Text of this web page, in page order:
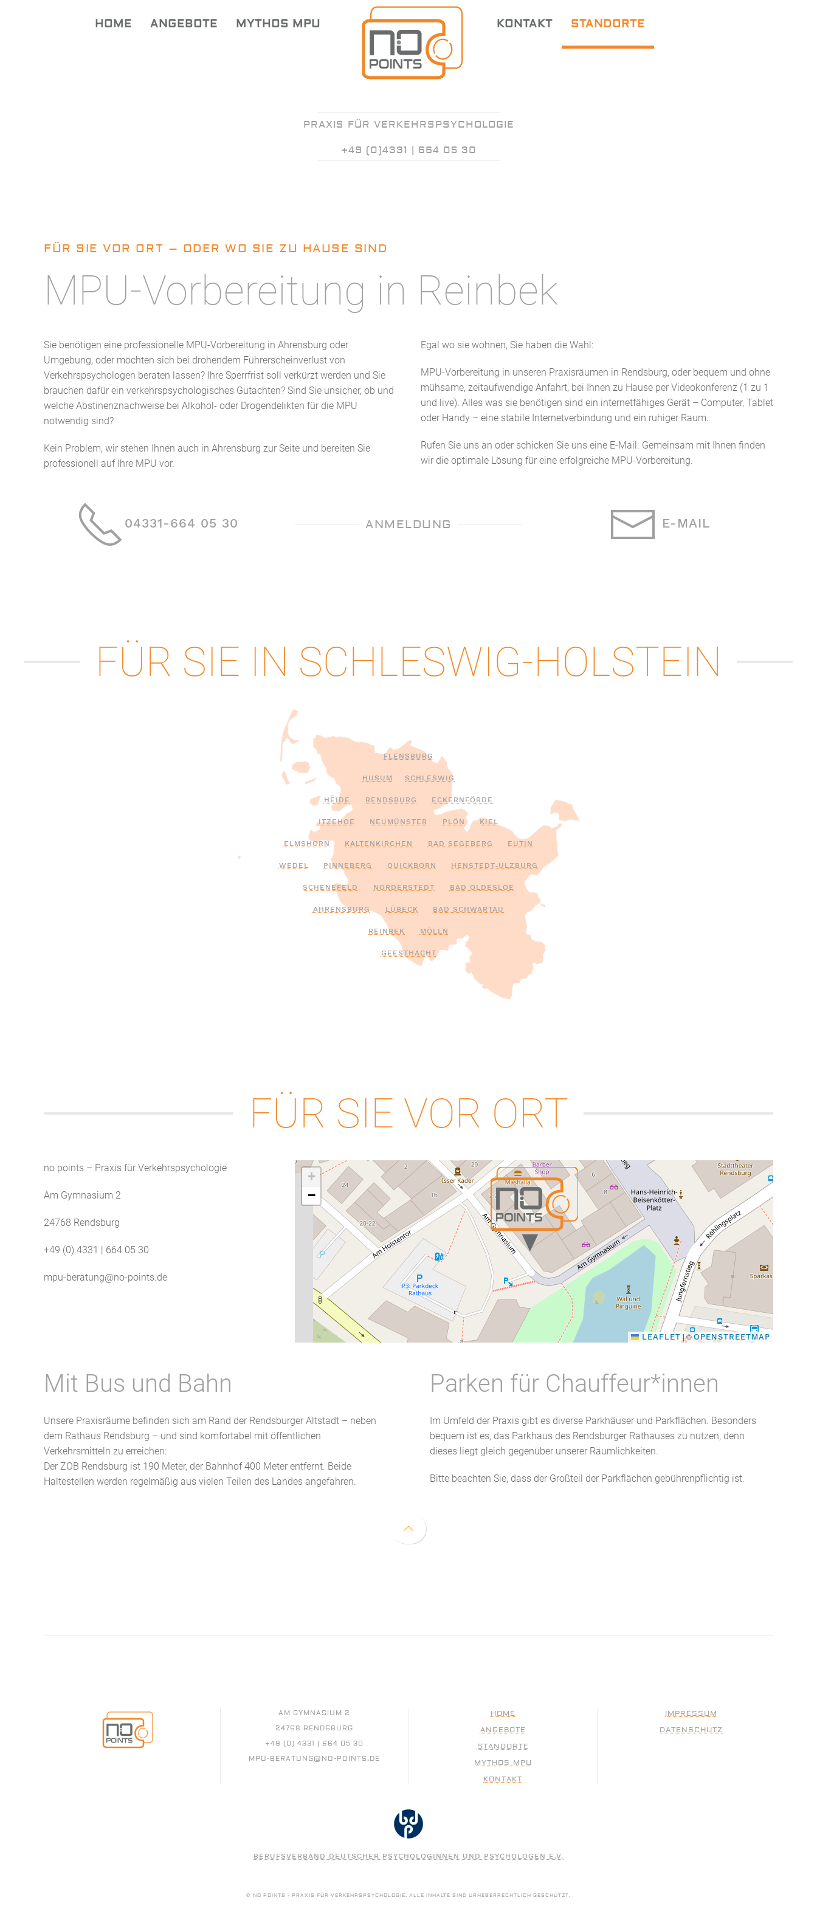
HOME ANGEBOTE MYTHOS MPU KONTAKT STANDORTE
PRAXIS FÜR VERKEHRSPSYCHOLOGIE
+49 (0)4331 | 664 05 30
FÜR SIE VOR ORT – ODER WO SIE ZU HAUSE SIND
MPU-Vorbereitung in Reinbek
Sie benötigen eine professionelle MPU-Vorbereitung in Ahrensburg oder
Umgebung, oder möchten sich bei drohendem Führerscheinverlust von
Verkehrspsychologen beraten lassen? Ihre Sperrfrist soll verkürzt werden und Sie
brauchen dafür ein verkehrspsychologisches Gutachten? Sind Sie unsicher, ob und
welche Abstinenznachweise bei Alkohol- oder Drogendelikten für die MPU
notwendig sind?
Kein Problem, wir stehen Ihnen auch in Ahrensburg zur Seite und bereiten Sie
professionell auf Ihre MPU vor.
Egal wo sie wohnen, Sie haben die Wahl:
MPU-Vorbereitung in unseren Praxisräumen in Rendsburg, oder bequem und ohne
mühsame, zeitaufwendige Anfahrt, bei Ihnen zu Hause per Videokonferenz (1 zu 1
und live). Alles was sie benötigen sind ein internetfähiges Gerät – Computer, Tablet
oder Handy – eine stabile Internetverbindung und ein ruhiger Raum.
Rufen Sie uns an oder schicken Sie uns eine E-Mail. Gemeinsam mit Ihnen finden
wir die optimale Lösung für eine erfolgreiche MPU-Vorbereitung.
04331-664 05 30 ANMELDUNG E-MAIL
FÜR SIE IN SCHLESWIG-HOLSTEIN
FLENSBURG
HUSUM SCHLESWIG
HEIDE RENDSBURG ECKERNFÖRDE
ITZEHOE NEUMÜNSTER PLÖN KIEL
ELMSHORN KALTENKIRCHEN BAD SEGEBERG EUTIN
WEDEL PINNEBERG QUICKBORN HENSTEDT‑ULZBURG
SCHENEFELD NORDERSTEDT BAD OLDESLOE
AHRENSBURG LÜBECK BAD SCHWARTAU
REINBEK MÖLLN
GEESTHACHT
FÜR SIE VOR ORT
no points – Praxis für Verkehrspsychologie
Am Gymnasium 2
24768 Rendsburg
+49 (0) 4331 | 664 05 30
mpu-beratung@no-points.de
+
−
LEAFLET |©OPENSTREETMAP
Mit Bus und Bahn
Unsere Praxisräume befinden sich am Rand der Rendsburger Altstadt – neben
dem Rathaus Rendsburg – und sind komfortabel mit öffentlichen
Verkehrsmitteln zu erreichen:
Der ZOB Rendsburg ist 190 Meter, der Bahnhof 400 Meter entfernt. Beide
Haltestellen werden regelmäßig aus vielen Teilen des Landes angefahren.
Parken für Chauffeur*innen
Im Umfeld der Praxis gibt es diverse Parkhäuser und Parkflächen. Besonders
bequem ist es, das Parkhaus des Rendsburger Rathauses zu nutzen, denn
dieses liegt gleich gegenüber unserer Räumlichkeiten.
Bitte beachten Sie, dass der Großteil der Parkflächen gebührenpflichtig ist.
AM GYMNASIUM 2
24768 RENDSBURG
+49 (0) 4331 | 664 05 30
MPU-BERATUNG@NO-POINTS.DE
HOME
ANGEBOTE
STANDORTE
MYTHOS MPU
KONTAKT
IMPRESSUM
DATENSCHUTZ
BERUFSVERBAND DEUTSCHER PSYCHOLOGINNEN UND PSYCHOLOGEN E.V.
© NO POINTS - PRAXIS FÜR VERKEHRSPSYCHOLOGIE. ALLE INHALTE SIND URHEBERRECHTLICH GESCHÜTZT.